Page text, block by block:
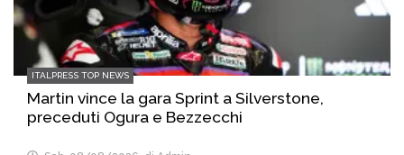
ITALPRESS TOP NEWS
Martin vince la gara Sprint a Silverstone,
preceduti Ogura e Bezzecchi